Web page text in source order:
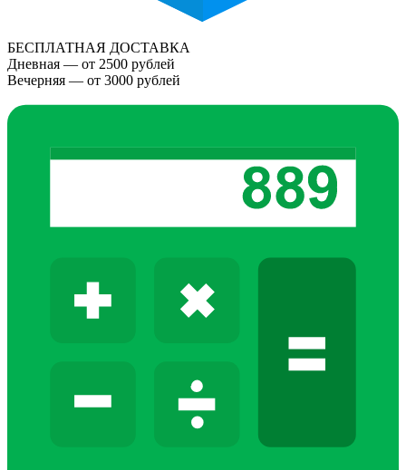
БЕСПЛАТНАЯ ДОСТАВКА
Дневная — от 2500 рублей
Вечерняя — от 3000 рублей